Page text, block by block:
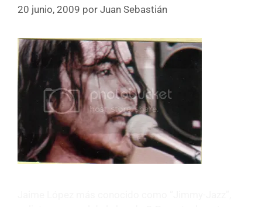
20 junio, 2009 por Juan Sebastián